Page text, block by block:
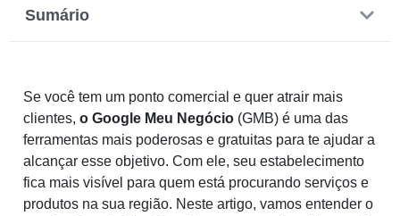
Sumário
Se você tem um ponto comercial e quer atrair mais
clientes, o Google Meu Negócio (GMB) é uma das
ferramentas mais poderosas e gratuitas para te ajudar a
alcançar esse objetivo. Com ele, seu estabelecimento
fica mais visível para quem está procurando serviços e
produtos na sua região. Neste artigo, vamos entender o